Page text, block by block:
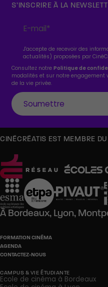
S’INSCRIRE À LA
J'accepte de recevoir des
actualités) proposées par
Consultez notrePolitique de
modalités et sur notre
de la vie privée.
CINÉCRÉATIS EST MEMBRE
À Bordeaux, Lyon,
FORMATION CINÉMA
AGENDA
CONTACTEZ-NOUS
CAMPUS & VIE ÉTUDIANTE
Ecole de cinéma à Bordeaux